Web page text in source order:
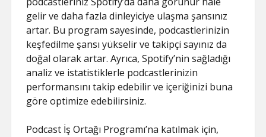
gelir ve daha fazla dinleyiciye ulaşma şansınız
artar. Bu program sayesinde, podcastlerinizin
keşfedilme şansı yükselir ve takipçi sayınız da
doğal olarak artar. Ayrıca, Spotify’nin sağladığı
analiz ve istatistiklerle podcastlerinizin
performansını takip edebilir ve içeriğinizi buna
göre optimize edebilirsiniz.
Podcast İş Ortağı Programı’na katılmak için,